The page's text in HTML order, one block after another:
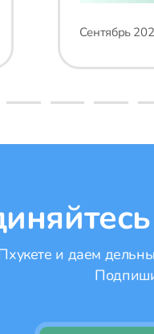
Сентябрь
и даем